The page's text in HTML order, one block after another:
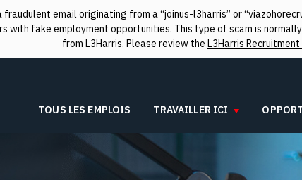
fraudulent email originating from a “joinus-l3harris” or
with fake employment opportunities. This type of scam is
from L3Harris. Please review the L3Harris
TOUS LES EMPLOIS TRAVAILLER ICI